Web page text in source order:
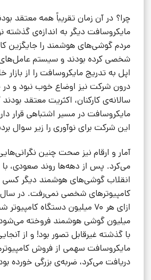
چرا؟ در آن زمان تقریباً همه معتقد
مایکروسافت دیگر به اندازه‌ی گذشته
مردم گوشی‌های هوشمند را جایگزین
شخصی کرده بودند و سیستم عامل‌های
اپل به تدریج مایکروسافت را از بازار
درون شرکت نیز اوضاع خوب نبود و
سالانه‌ی کارکنان، اکثریت معتقد
مایکروسافت در مسیر اشتباهی قرار
این شرکت برای نوآوری را زیر سوال
آمار و ارقام نیز صحت چنین
می‌کرد. پس از دهه‌ها روند صعودی، با
انقلاب گوشی‌های هوشمند دیگر کسی
میلیون گوشی هوشمند فروخته
با گذشته غیرقابل تصور بود! و از
مایکروسافت سهمی از فروش
دریافت می‌کرد، ضربه‌ی بزرگی خورده